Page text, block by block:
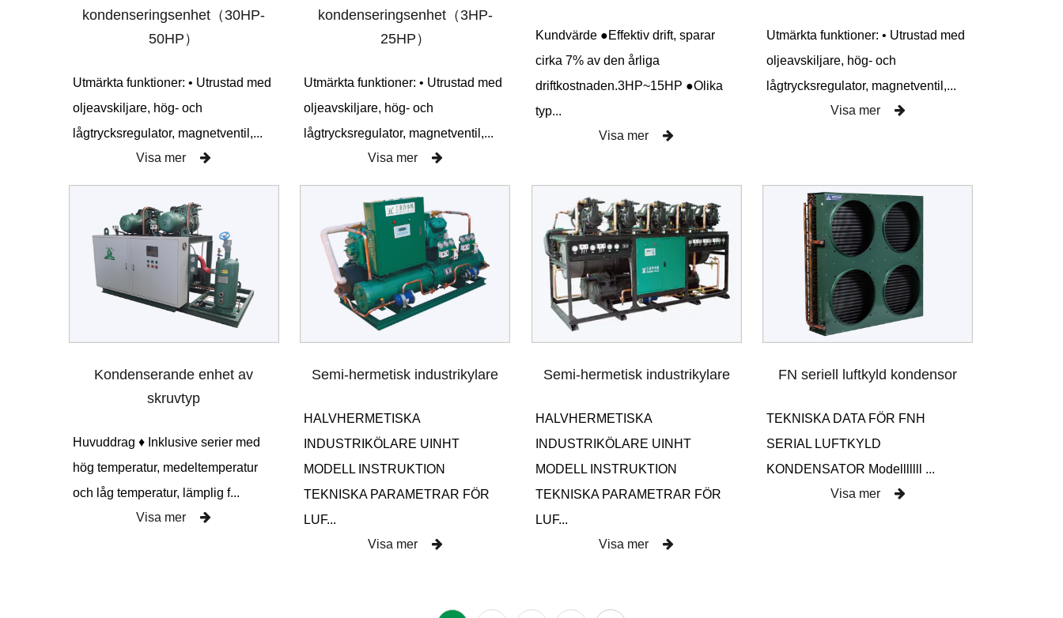
kondenseringsenhet（30HP-
50HP）
Utmärkta funktioner: • Utrustad med
oljeavskiljare, hög- och
lågtrycksregulator, magnetventil,...
Visa mer
kondenseringsenhet（3HP-
25HP）
Utmärkta funktioner: • Utrustad med
oljeavskiljare, hög- och
lågtrycksregulator, magnetventil,...
Visa mer
Kundvärde ●Effektiv drift, sparar
cirka 7% av den årliga
driftkostnaden.3HP~15HP ●Olika
typ...
Visa mer
Utmärkta funktioner: • Utrustad med
oljeavskiljare, hög- och
lågtrycksregulator, magnetventil,...
Visa mer
Kondenserande enhet av
skruvtyp
Huvuddrag ♦ Inklusive serier med
hög temperatur, medeltemperatur
och låg temperatur, lämplig f...
Visa mer
Semi-hermetisk industrikylare
HALVHERMETISKA
INDUSTRIKÖLARE UINHT
MODELL INSTRUKTION
TEKNISKA PARAMETRAR FÖR
LUF...
Visa mer
Semi-hermetisk industrikylare
HALVHERMETISKA
INDUSTRIKÖLARE UINHT
MODELL INSTRUKTION
TEKNISKA PARAMETRAR FÖR
LUF...
Visa mer
FN seriell luftkyld kondensor
TEKNISKA DATA FÖR FNH
SERIAL LUFTKYLD
KONDENSATOR Modelllllll ...
Visa mer